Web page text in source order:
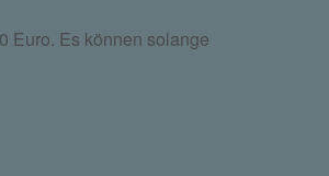
Euro. Es können solange